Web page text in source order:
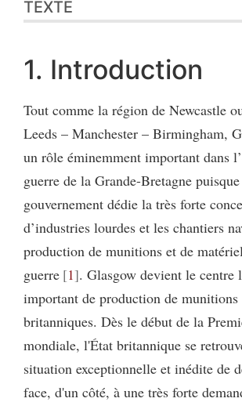
TEXTE
1. Introduction
Tout comme la région de Newcastle
Leeds – Manchester – Birmingham,
un rôle éminemment important dans
guerre de la Grande-Bretagne
gouvernement dédie la très forte
d’industries lourdes et les chantiers
production de munitions et de
guerre 1 . Glasgow devient le centre
important de production de munitions
britanniques. Dès le début de la
mondiale, l'État britannique se
situation exceptionnelle et inédite de
face, d'un côté, à une très forte